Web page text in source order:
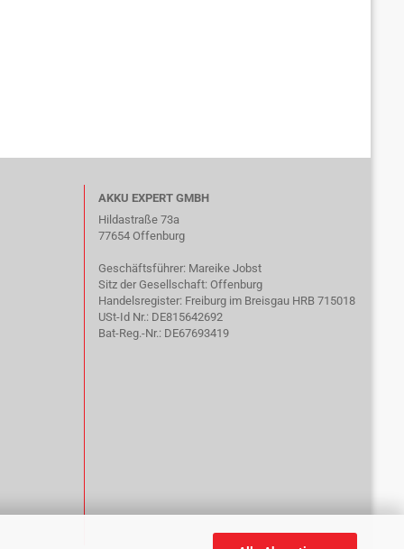
AKKU EXPERT GMBH
Hildastraße 73a
77654 Offenburg
Geschäftsführer: Mareike Jobst
Sitz der Gesellschaft: Offenburg
Handelsregister: Freiburg im Breisgau HRB 715018
USt-Id Nr.: DE815642692
Bat-Reg.-Nr.: DE67693419